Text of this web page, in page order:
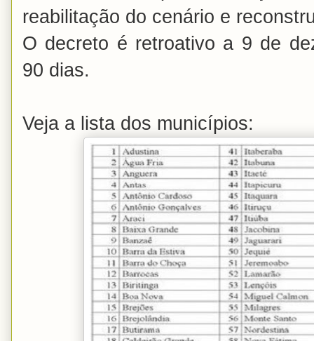
reabilitação do cenário e
O decreto é retroativo a 9 de
90 dias.
Veja a lista dos municípios: